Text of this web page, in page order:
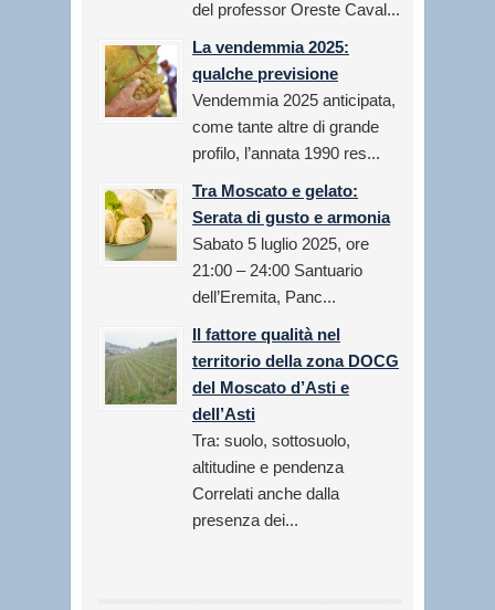
del professor Oreste Caval...
La vendemmia 2025:
qualche previsione
Vendemmia 2025 anticipata,
come tante altre di grande
profilo, l’annata 1990 res...
Tra Moscato e gelato:
Serata di gusto e armonia
Sabato 5 luglio 2025, ore
21:00 – 24:00 Santuario
dell’Eremita, Panc...
Il fattore qualità nel
territorio della zona DOCG
del Moscato d’Asti e
dell’Asti
Tra: suolo, sottosuolo,
altitudine e pendenza
Correlati anche dalla
presenza dei...